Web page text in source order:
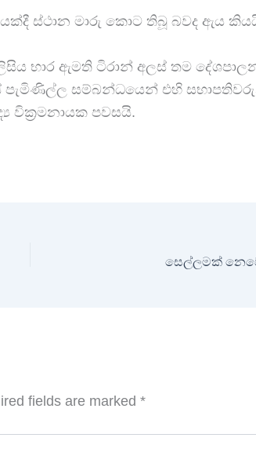
ස්ථාන මාරු කොට තිබූ බවද ඇය
භාර ඇමති ටිරාන් අලස් තම
පැමිණිල්ල සම්බන්ධයෙන් එහි
වික්‍රමනායක පවසයි.
සෙල්ලමක්
fields are marked *